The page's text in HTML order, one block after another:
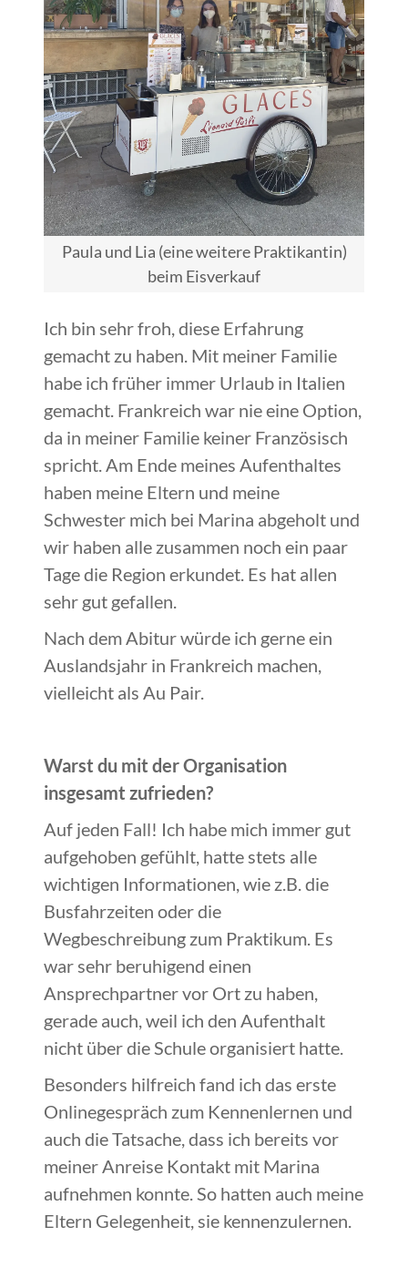
Paula und Lia (eine weitere Praktikantin)
beim Eisverkauf
Ich bin sehr froh, diese Erfahrung
gemacht zu haben. Mit meiner Familie
habe ich früher immer Urlaub in Italien
gemacht. Frankreich war nie eine Option,
da in meiner Familie keiner Französisch
spricht. Am Ende meines Aufenthaltes
haben meine Eltern und meine
Schwester mich bei Marina abgeholt und
wir haben alle zusammen noch ein paar
Tage die Region erkundet. Es hat allen
sehr gut gefallen.
Nach dem Abitur würde ich gerne ein
Auslandsjahr in Frankreich machen,
vielleicht als Au Pair.
Warst du mit der Organisation
insgesamt zufrieden?
Auf jeden Fall! Ich habe mich immer gut
aufgehoben gefühlt, hatte stets alle
wichtigen Informationen, wie z.B. die
Busfahrzeiten oder die
Wegbeschreibung zum Praktikum. Es
war sehr beruhigend einen
Ansprechpartner vor Ort zu haben,
gerade auch, weil ich den Aufenthalt
nicht über die Schule organisiert hatte.
Besonders hilfreich fand ich das erste
Onlinegespräch zum Kennenlernen und
auch die Tatsache, dass ich bereits vor
meiner Anreise Kontakt mit Marina
aufnehmen konnte. So hatten auch meine
Eltern Gelegenheit, sie kennenzulernen.